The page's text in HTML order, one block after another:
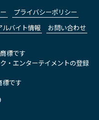
プライバシーポリシー
ルバイト情報 お問い合わせ
標です
・エンターテイメントの登録
標です